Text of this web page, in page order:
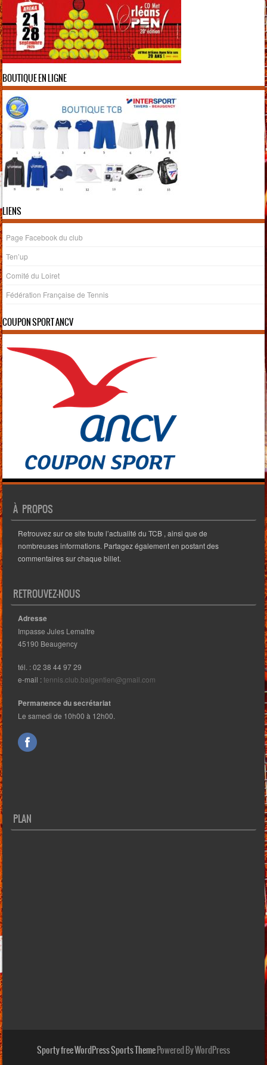
BOUTIQUE EN LIGNE
LIENS
Page Facebook du club
Ten’up
Comité du Loiret
Fédération Française de Tennis
COUPON SPORT ANCV
À PROPOS
Retrouvez sur ce site toute l’actualité du TCB , ainsi que de
nombreuses informations. Partagez également en postant des
commentaires sur chaque billet.
RETROUVEZ-NOUS
Adresse
Impasse Jules Lemaitre
45190 Beaugency
tél. : 02 38 44 97 29
e-mail :tennis.club.balgentien@gmail.com
Permanence du secrétariat
Le samedi de 10h00 à 12h00.
PLAN
Sporty free WordPress Sports ThemePowered By WordPress